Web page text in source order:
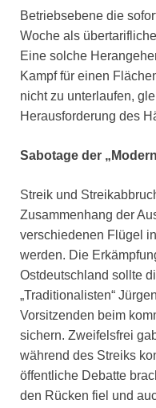
Betriebsebene die
Woche als
Eine solche
Kampf für einen
nicht zu unterlaufen,
Herausforderung des
Sabotage der
Streik und
Zusammenhang der
verschiedenen Flügel
werden. Die
Ostdeutschland sollte
„Traditionalisten“
Vorsitzenden beim
sichern. Zweifelsfrei
während des Streiks
öffentliche Debatte
den Rücken fiel und